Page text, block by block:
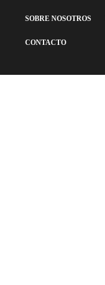
SOBRE NOSOTROS
CONTACTO